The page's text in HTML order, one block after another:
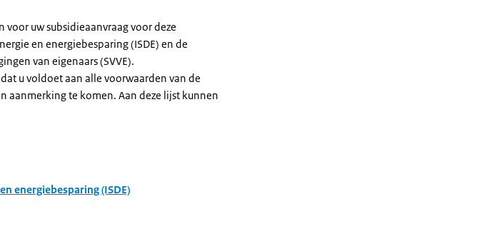
uw subsidieaanvraag voor deze
en energiebesparing (ISDE) en de
van eigenaars (SVVE).
u voldoet aan alle voorwaarden van de
aanmerking te komen. Aan deze lijst kunnen
energiebesparing (ISDE)